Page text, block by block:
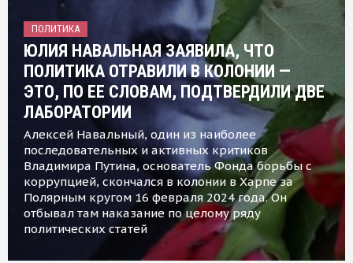
ПОЛИТИКА
ЮЛИЯ НАВАЛЬНАЯ ЗАЯВИЛА, ЧТО
ПОЛИТИКА ОТРАВИЛИ В КОЛОНИИ —
ЭТО, ПО ЕЕ СЛОВАМ, ПОДТВЕРДИЛИ ДВЕ
ЛАБОРАТОРИИ
Алексей Навальный, один из наиболее
последовательных и активных критиков
Владимира Путина, основатель Фонда борьбы с
коррупцией, скончался в колонии в Харпе за
Полярным кругом 16 февраля 2024 года. Он
отбывал там наказание по целому ряду
политических статей